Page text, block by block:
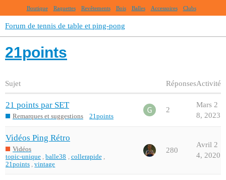
Boutique Raquettes Revêtements Bois Balles Accessoires Clubs
Forum de tennis de table et ping-pong
21points
Sujet RéponsesActivité
21 points par SET
Remarques et suggestions 21points
2
Mars 2
8, 2023
Vidéos Ping Rétro
Vidéos
topic-unique ,balle38 collerapide
21points ,vintage
280
Avril 2
4, 2020